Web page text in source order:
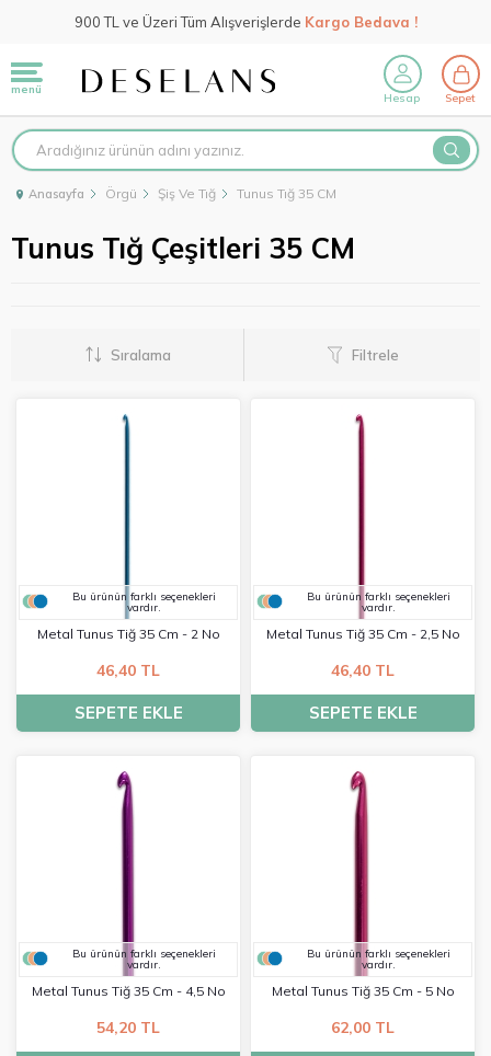
900 TL ve Üzeri Tüm Alışverişlerde Kargo Bedava !
menü
Hesap Sepet
Anasayfa Örgü Şiş Ve Tığ Tunus Tığ 35 CM
Tunus Tığ Çeşitleri 35 CM
Sıralama Filtrele
Bu ürünün farklı seçenekleri
vardır.
Metal Tunus Tiğ 35 Cm - 2 No
46,40 TL
SEPETE EKLE
Bu ürünün farklı seçenekleri
vardır.
Metal Tunus Tiğ 35 Cm - 2,5 No
46,40 TL
SEPETE EKLE
Bu ürünün farklı seçenekleri
vardır.
Metal Tunus Tiğ 35 Cm - 4,5 No
54,20 TL
Bu ürünün farklı seçenekleri
vardır.
Metal Tunus Tiğ 35 Cm - 5 No
62,00 TL